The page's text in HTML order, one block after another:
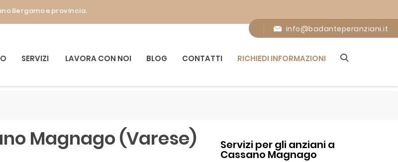
Bergamo e provincia.
info@badanteperanziani.it
SERVIZI LAVORA CON NOI BLOG CONTATTI RICHIEDI INFORMAZIONI
Magnago (Varese) Servizi per gli anziani a
Cassano Magnago